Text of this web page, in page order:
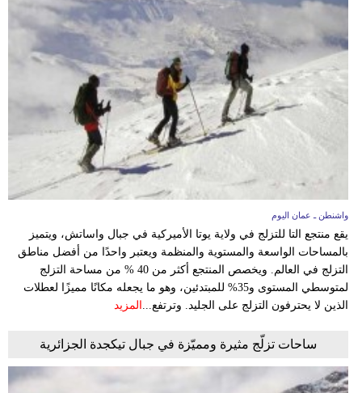
وتغذية
سياحة
ديكور
إعلام
مرأة
علوم
مدوَّنات
واشنطن ـ عمان اليوم
يقع منتجع التا للتزلج في ولاية يوتا الأميركية في جبال واساتش، ويتميز
بالمساحات الواسعة والمستوية والمنظمة ويعتبر واحدًا من أفضل مناطق
التزلج في العالم. ويخصص المنتجع أكثر من 40 % من مساحة التزلج
لمتوسطي المستوى و35% للمبتدئين، وهو ما يجعله مكانًا مميزًا لعطلات
الذين لا يحترفون التزلج على الجليد. وترتفع... المزيد
ساحات تزلّج مثيرة ومميّزة في جبال تيكجدة الجزائرية